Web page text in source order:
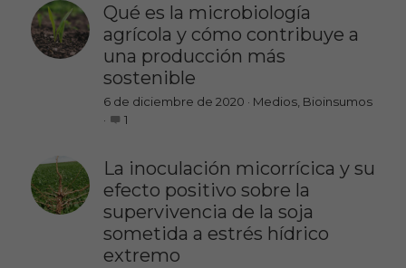
Qué es la microbiología
agrícola y cómo contribuye a
una producción más
sostenible
6 de diciembre de 2020 · Medios, Bioinsumos
·
1
La inoculación micorrícica y su
efecto positivo sobre la
supervivencia de la soja
sometida a estrés hídrico
extremo